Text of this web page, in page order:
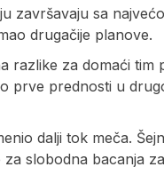
završavaju sa
drugačije planove.
razlike za domaći tim
prve prednosti u
dalji tok meča.
slobodna bacanja